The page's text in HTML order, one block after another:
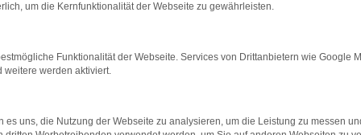
2 Möglichkeiten. Sehen Sie sich mit Klick auf „Unser
Probefahren. Oder Sie klicken auf den Button
können wir dann für Sie beschaffen. Wir freuen uns auf
um die Kernfunktionalität der Webseite zu gewährleisten.
Funktionalität der Webseite. Services von Drittanbietern wie Google
weitere werden aktiviert.
es uns, die Nutzung der Webseite zu analysieren, um die Leistung zu messen